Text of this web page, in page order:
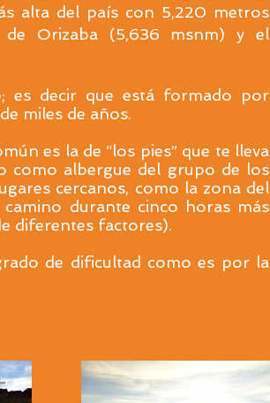
alta del país con 5,220 metros
Orizaba (5,636 msnm) y el
es decir que está formado por
miles de años.
es la de “los pies” que te lleva
como albergue del grupo de los
cercanos, como la zona del
durante cinco horas más
diferentes factores).
de dificultad como es por la